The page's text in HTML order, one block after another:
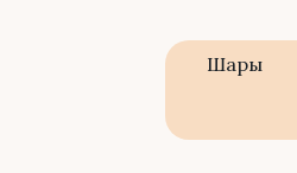
Шары